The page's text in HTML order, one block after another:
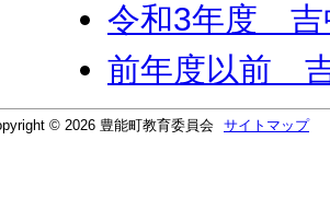
令和3年度 吉
前年度以前
© 2026 豊能町教育委員会 サイトマップ